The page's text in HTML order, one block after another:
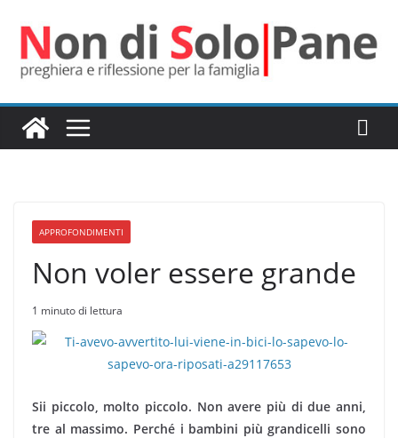
contenuto
APPROFONDIMENTI
Non voler essere grande
1 minuto di lettura
Sii piccolo, molto piccolo. Non avere più di due an­ni,
tre al massimo. Perché i bambini più grandicelli sono